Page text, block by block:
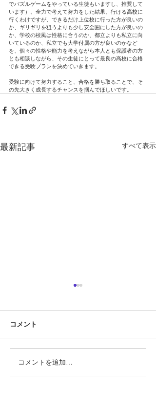
でパズルゲームをやっている生徒もいますし、推奨して
います）。全力で考えて努力をした結果、行ける高校に
行くわけですが、できるだけ上位校に行った方が良いの
か、ギリギリを狙うよりも少し安全圏にした方が良いの
か、学校の校風は性格に合うのか、都立よりも私立に向
いているのか、私立でも大学付属の方が良いのかなど
を、個々の性格や能力を考えながら本人とも保護者の方
とも相談しながら、その生徒にとって最良の高校に合格
できる受験プランを決めていきます。
受験に向けて努力すること、合格を勝ち取ることで、そ
の先大きく成長するチャンスを掴んでほしいです。
最新記事 すべて表示
勝負の夏
コメント
コメントを追加…